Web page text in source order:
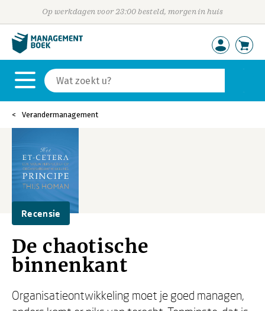
Op werkdagen voor 23:00 besteld, morgen in huis
Verandermanagement
Recensie
De chaotische
binnenkant
Organisatieontwikkeling moet je goed managen,